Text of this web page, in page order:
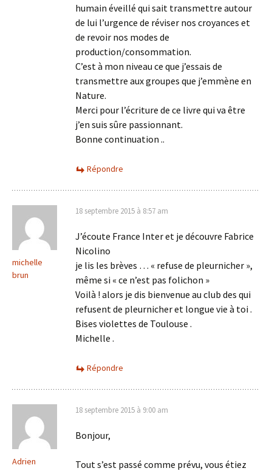
humain éveillé qui sait transmettre autour
de lui l’urgence de réviser nos croyances et
de revoir nos modes de
production/consommation.
C’est à mon niveau ce que j’essais de
transmettre aux groupes que j’emmène en
Nature.
Merci pour l’écriture de ce livre qui va être
j’en suis sûre passionnant.
Bonne continuation ..
Répondre
michelle
brun
18 septembre 2015 à 8:57 am
J’écoute France Inter et je découvre Fabrice
Nicolino
je lis les brèves … « refuse de pleurnicher »,
même si « ce n’est pas folichon »
Voilà ! alors je dis bienvenue au club des qui
refusent de pleurnicher et longue vie à toi .
Bises violettes de Toulouse .
Michelle .
Répondre
Adrien
18 septembre 2015 à 9:00 am
Bonjour,
Tout s’est passé comme prévu, vous étiez